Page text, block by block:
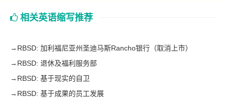
相关英语缩写推荐
→ RBSD: 加利福尼亚州圣迪马斯Rancho银行（取消上市）
→ RBSD: 退休及福利服务部
→ RBSD: 基于现实的自卫
→ RBSD: 基于成果的员工发展